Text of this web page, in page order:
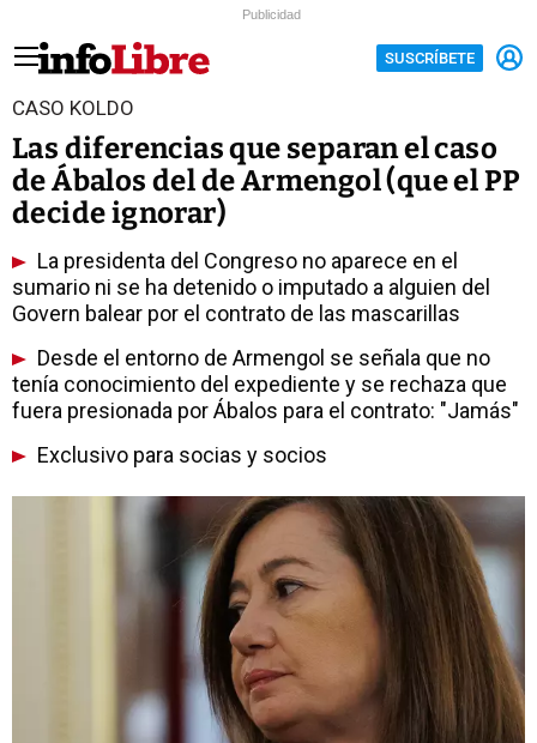
Publicidad
SUSCRÍBETE
CASO KOLDO
Las diferencias que separan el caso
de Ábalos del de Armengol (que el PP
decide ignorar)
La presidenta del Congreso no aparece en el
sumario ni se ha detenido o imputado a alguien del
Govern balear por el contrato de las mascarillas
Desde el entorno de Armengol se señala que no
tenía conocimiento del expediente y se rechaza que
fuera presionada por Ábalos para el contrato: "Jamás"
Exclusivo para socias y socios